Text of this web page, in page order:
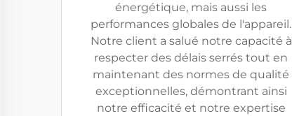
énergétique, mais aussi les
performances globales de l'appareil.
Notre client a salué notre capacité à
respecter des délais serrés tout en
maintenant des normes de qualité
exceptionnelles, démontrant ainsi
notre efficacité et notre expertise